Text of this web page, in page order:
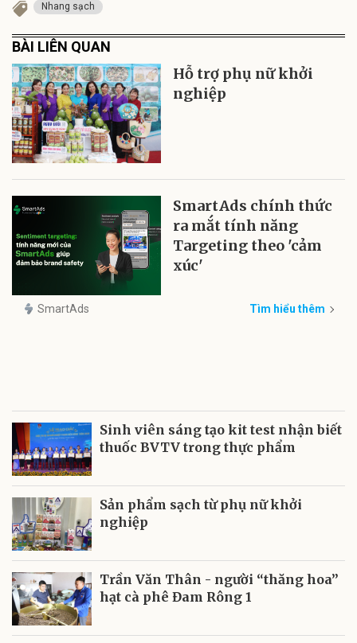
Nhang sạch
BÀI LIÊN QUAN
Hỗ trợ phụ nữ khởi
nghiệp
SmartAds chính thức
ra mắt tính năng
Targeting theo 'cảm
xúc'
SmartAds Tìm hiểu thêm
Sinh viên sáng tạo kit test nhận biết
thuốc BVTV trong thực phẩm
Sản phẩm sạch từ phụ nữ khởi
nghiệp
Trần Văn Thân - người “thăng hoa”
hạt cà phê Đam Rông 1